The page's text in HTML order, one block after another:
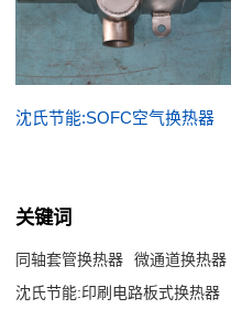
沈氏节能:SOFC空气换热器
关键词
同轴套管换热器 微通道换热器
沈氏节能:印刷电路板式换热器